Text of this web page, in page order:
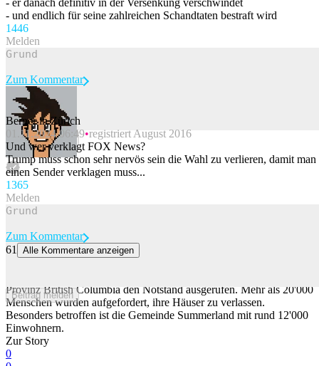
- er danach definitiv in der Versenkung verschwindet
- und endlich für seine zahlreichen Schandtaten bestraft wird
1446
Melden
Beitrag melden
Zum Kommentar
Berner in Zürich
01.11.2024 06:49 registriert August 2016
Und wer verklagt FOX News?
Trump muss schon sehr nervös sein die Wahl zu verlieren, damit man
einen Sender verklagen muss...
1365
Melden
Beitrag melden
Zum Kommentar
61 Alle Kommentare anzeigen
Provinz British Columbia den Notstand ausgerufen. Mehr als 20'000
Menschen wurden aufgefordert, ihre Häuser zu verlassen.
Besonders betroffen ist die Gemeinde Summerland mit rund 12'000
Einwohnern.
Zur Story
0